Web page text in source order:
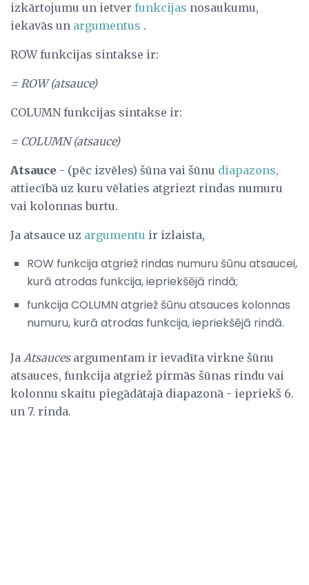
izkārtojumu un ietver funkcijas nosaukumu,
iekavās un argumentus .
ROW funkcijas sintakse ir:
= ROW (atsauce)
COLUMN funkcijas sintakse ir:
= COLUMN (atsauce)
Atsauce - (pēc izvēles) šūna vai šūnu diapazons,
attiecībā uz kuru vēlaties atgriezt rindas numuru
vai kolonnas burtu.
Ja atsauce uz argumentu ir izlaista,
ROW funkcija atgriež rindas numuru šūnu atsaucei,
kurā atrodas funkcija, iepriekšējā rindā;
funkcija COLUMN atgriež šūnu atsauces kolonnas
numuru, kurā atrodas funkcija, iepriekšējā rindā.
Ja Atsaucesargumentam ir ievadīta virkne šūnu
atsauces, funkcija atgriež pirmās šūnas rindu vai
kolonnu skaitu piegādātajā diapazonā - iepriekš 6.
un 7. rinda.